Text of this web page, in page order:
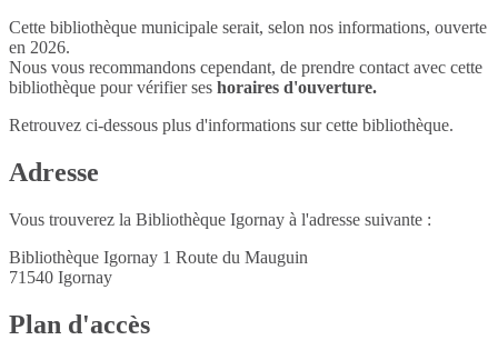
Cette bibliothèque municipale serait, selon nos informations, ouverte
en 2026.
Nous vous recommandons cependant, de prendre contact avec cette
bibliothèque pour vérifier ses horaires d'ouverture.
Retrouvez ci-dessous plus d'informations sur cette bibliothèque.
Adresse
Vous trouverez la Bibliothèque Igornay à l'adresse suivante :
Bibliothèque Igornay 1 Route du Mauguin
71540 Igornay
Plan d'accès